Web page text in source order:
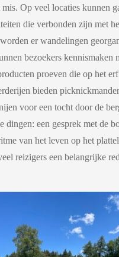
Op veel locaties kunnen
die verbonden zijn met
er wandelingen
bezoekers kennismaken
proeven die op het
bieden
voor een tocht door de
dingen: een gesprek met de
van het leven op het
reizigers een belangrijke